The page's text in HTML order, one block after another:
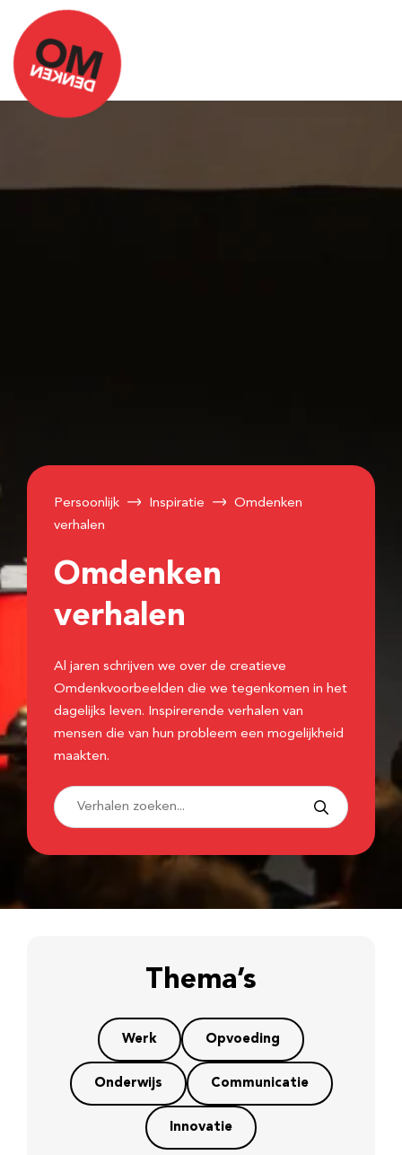
Persoonlijk Inspiratie
Omdenken
verhalen
Omdenken
verhalen
Al jaren schrijven we over de creatieve
Omdenkvoorbeelden die we tegenkomen in het
dagelijks leven. Inspirerende verhalen van
mensen die van hun probleem een mogelijkheid
maakten.
Thema’s
Werk Opvoeding
Onderwijs Communicatie
Innovatie